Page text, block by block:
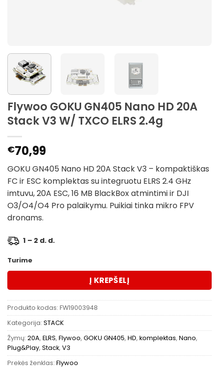
Flywoo GOKU GN405 Nano HD 20A
Stack V3 W/ TXCO ELRS 2.4g
€70,99
GOKU GN405 Nano HD 20A Stack V3 – kompaktiškas
FC ir ESC komplektas su integruotu ELRS 2.4 GHz
imtuvu, 20A ESC, 16 MB BlackBox atmintimi ir DJI
O3/O4/O4 Pro palaikymu. Puikiai tinka mikro FPV
dronams.
1 – 2 d. d.
Turime
Į KREPŠELĮ
Produkto kodas: FW19003948
Kategorija: STACK
Žymų: 20A, ELRS, Flywoo, GOKU GN405, HD, komplektas, Nano,
Plug&Play, Stack, V3
Prekės ženklas: Flywoo